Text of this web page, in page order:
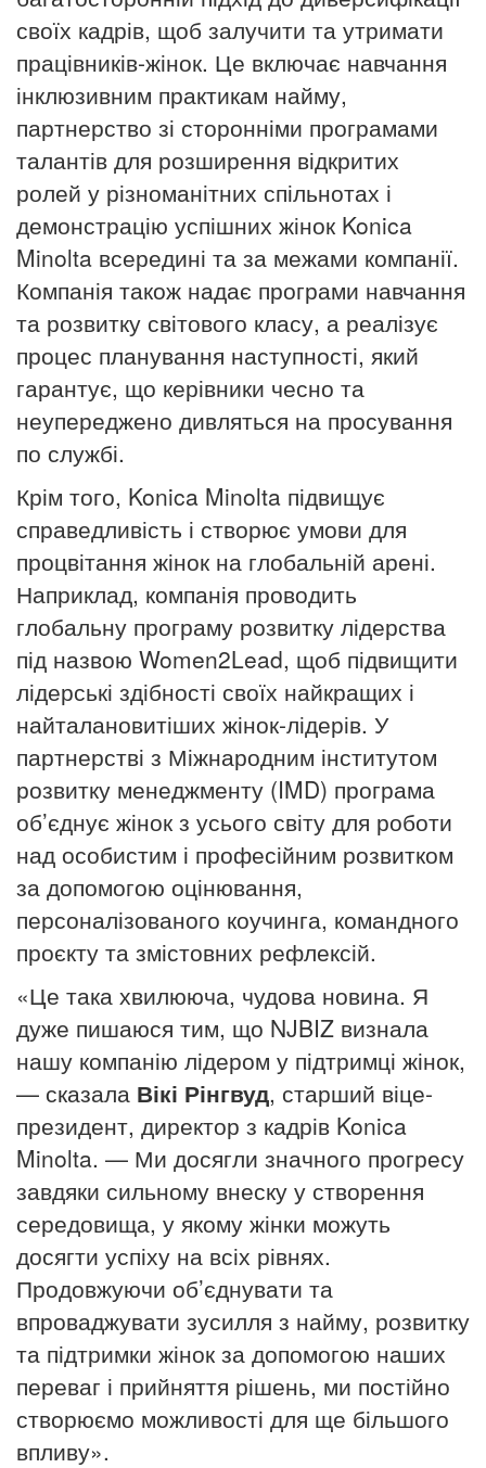
своїх кадрів, щоб залучити та утримати
працівників-жінок. Це включає навчання
інклюзивним практикам найму,
партнерство зі сторонніми програмами
талантів для розширення відкритих
ролей у різноманітних спільнотах і
демонстрацію успішних жінок Konica
Minolta всередині та за межами компанії.
Компанія також надає програми навчання
та розвитку світового класу, а реалізує
процес планування наступності, який
гарантує, що керівники чесно та
неупереджено дивляться на просування
по службі.
Крім того, Konica Minolta підвищує
справедливість і створює умови для
процвітання жінок на глобальній арені.
Наприклад, компанія проводить
глобальну програму розвитку лідерства
під назвою Women2Lead, щоб підвищити
лідерські здібності своїх найкращих і
найталановитіших жінок-лідерів. У
партнерстві з Міжнародним інститутом
розвитку менеджменту (IMD) програма
об’єднує жінок з усього світу для роботи
над особистим і професійним розвитком
за допомогою оцінювання,
персоналізованого коучинга, командного
проєкту та змістовних рефлексій.
«Це така хвилююча, чудова новина. Я
дуже пишаюся тим, що NJBIZ визнала
нашу компанію лідером у підтримці жінок,
— сказала Вікі Рінгвуд, старший віце-
президент, директор з кадрів Konica
Minolta. — Ми досягли значного прогресу
завдяки сильному внеску у створення
середовища, у якому жінки можуть
досягти успіху на всіх рівнях.
Продовжуючи об’єднувати та
впроваджувати зусилля з найму, розвитку
та підтримки жінок за допомогою наших
переваг і прийняття рішень, ми постійно
створюємо можливості для ще більшого
впливу».